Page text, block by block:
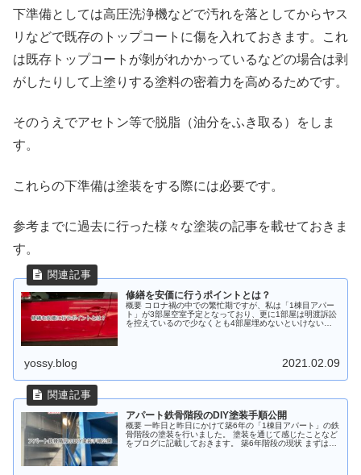
下準備としては高圧洗浄機などで汚れを落としてからヤス
リなどで既存のトップコートに傷を入れておきます。これ
は既存トップコートが剝がれかかっているなどの場合は剥
がしたりして上塗りする塗料の密着力を高めるためです。
そのうえでアセトン等で脱脂（油分をふき取る）をしま
す。
これらの下準備は塗装をする際には必要です。
参考までに過去に行った様々な塗装の記事を載せておきま
す。
修繕を安価に行うポイントとは？
概要 コロナ禍の中での繁忙期ですが、私は「1棟目アパー
ト」が3部屋空室予定となっており、更に1部屋は明渡訴訟
を控えているので少なくとも4部屋埋めないといけないで
yossy.blog 2021.02.09
アパート鉄骨階段のDIY塗装手順公開
概要 一昨日と昨日にかけて築6年の「1棟目アパート」の鉄
骨階段の塗装を行いました。 塗装を通じて感じたことなど
をブログに記載しておきます。 築6年階段の現状 まずは現